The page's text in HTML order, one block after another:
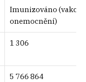
Imunizováno
onemocnění)
1 306
5 766 864